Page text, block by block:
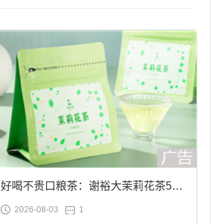
好喝不贵口粮茶：谢裕大茉莉花茶50g
袋装9.9元到手
2026-08-03 1